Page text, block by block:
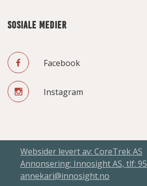
SOSIALE MEDIER
Facebook
Instagram
Websider levert av: CoreTrek AS
Annonsering: Innosight AS, tlf:
annekari@innosight.no